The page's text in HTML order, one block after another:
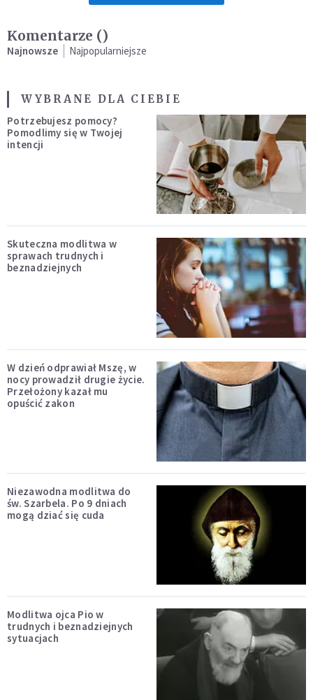
Komentarze ()
Najnowsze Najpopularniejsze
WYBRANE DLA CIEBIE
Potrzebujesz pomocy?
Pomodlimy się w Twojej
intencji
Skuteczna modlitwa w
sprawach trudnych i
beznadziejnych
W dzień odprawiał Mszę, w
nocy prowadził drugie życie.
Przełożony kazał mu
opuścić zakon
Niezawodna modlitwa do
św. Szarbela. Po 9 dniach
mogą dziać się cuda
Modlitwa ojca Pio w
trudnych i beznadziejnych
sytuacjach